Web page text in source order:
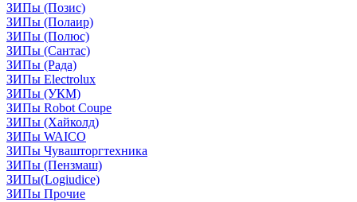
ЗИПы (Позис)
ЗИПы (Полаир)
ЗИПы (Полюс)
ЗИПы (Сантас)
ЗИПы (Рада)
ЗИПы Electrolux
ЗИПы (УКМ)
ЗИПы Robot Coupe
ЗИПы (Хайколд)
ЗИПы WAICO
ЗИПы Чувашторгтехника
ЗИПы (Пензмаш)
ЗИПы(Logiudice)
ЗИПы Прочие